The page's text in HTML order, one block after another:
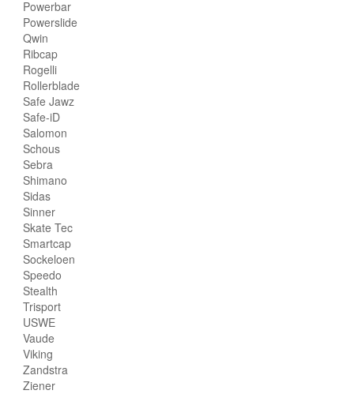
Powerbar
Powerslide
Qwin
Ribcap
Rogelli
Rollerblade
Safe Jawz
Safe-iD
Salomon
Schous
Sebra
Shimano
Sidas
Sinner
Skate Tec
Smartcap
Sockeloen
Speedo
Stealth
Trisport
USWE
Vaude
Viking
Zandstra
Ziener